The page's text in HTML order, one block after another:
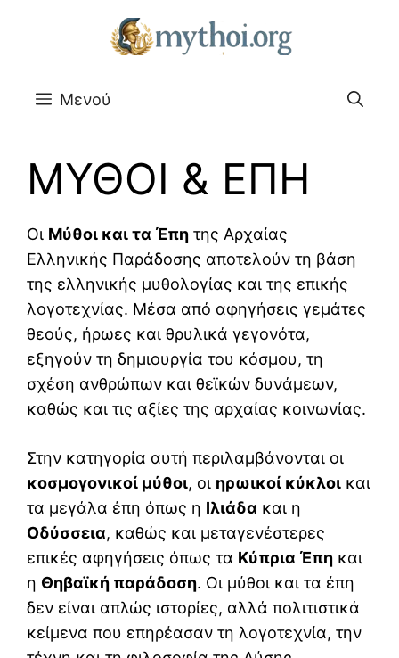
Μενού
ΜΥΘΟΙ & ΕΠΗ
Οι Μύθοι και τα Έπη της Αρχαίας
Ελληνικής Παράδοσης αποτελούν τη βάση
της ελληνικής μυθολογίας και της επικής
λογοτεχνίας. Μέσα από αφηγήσεις γεμάτες
θεούς, ήρωες και θρυλικά γεγονότα,
εξηγούν τη δημιουργία του κόσμου, τη
σχέση ανθρώπων και θεϊκών δυνάμεων,
καθώς και τις αξίες της αρχαίας κοινωνίας.
Στην κατηγορία αυτή περιλαμβάνονται οι
κοσμογονικοί μύθοι, οι ηρωικοί κύκλοι και
τα μεγάλα έπη όπως η Ιλιάδα και η
Οδύσσεια, καθώς και μεταγενέστερες
επικές αφηγήσεις όπως τα Κύπρια Έπη και
η Θηβαϊκή παράδοση. Οι μύθοι και τα έπη
δεν είναι απλώς ιστορίες, αλλά πολιτιστικά
κείμενα που επηρέασαν τη λογοτεχνία, την